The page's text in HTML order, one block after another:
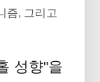
즘, 그리고
성향"을